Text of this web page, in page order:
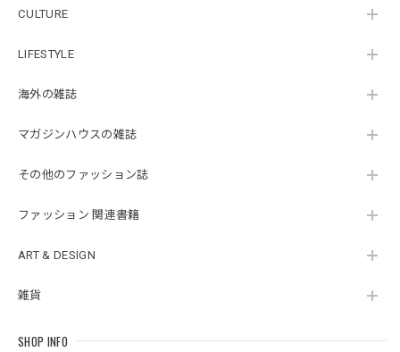
CULTURE
LIFESTYLE
海外の雑誌
マガジンハウスの雑誌
その他のファッション誌
ファッション 関連書籍
ART & DESIGN
雑貨
SHOP INFO